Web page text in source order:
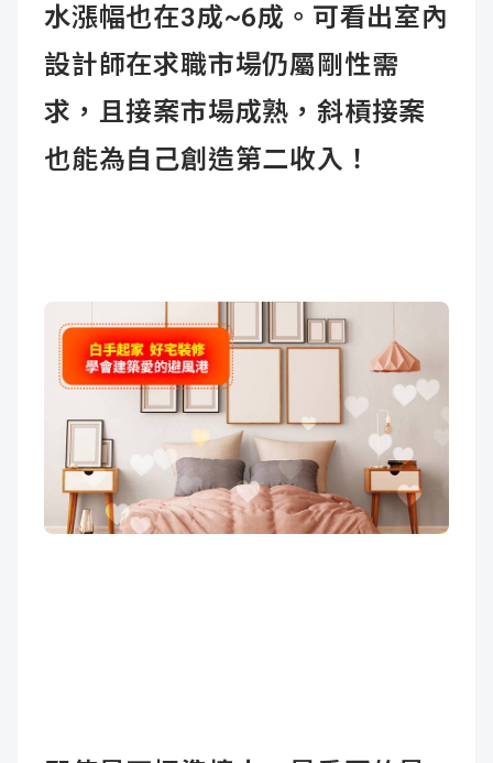
水漲幅也在3成~6成。可看出室內
設計師在求職市場仍屬剛性需
求，且接案市場成熟，斜槓接案
也能為自己創造第二收入！